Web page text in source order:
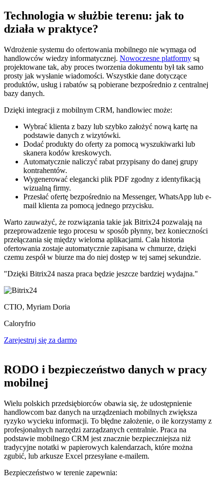
Technologia w służbie terenu: jak to
działa w praktyce?
Wdrożenie systemu do ofertowania mobilnego nie wymaga od
handlowców wiedzy informatycznej. Nowoczesne platformy są
projektowane tak, aby proces tworzenia dokumentu był tak samo
prosty jak wysłanie wiadomości. Wszystkie dane dotyczące
produktów, usług i rabatów są pobierane bezpośrednio z centralnej
bazy danych.
Dzięki integracji z mobilnym CRM, handlowiec może:
Wybrać klienta z bazy lub szybko założyć nową kartę na
podstawie danych z wizytówki.
Dodać produkty do oferty za pomocą wyszukiwarki lub
skanera kodów kreskowych.
Automatycznie naliczyć rabat przypisany do danej grupy
kontrahentów.
Wygenerować elegancki plik PDF zgodny z identyfikacją
wizualną firmy.
Przesłać ofertę bezpośrednio na Messenger, WhatsApp lub e-
mail klienta za pomocą jednego przycisku.
Warto zauważyć, że rozwiązania takie jak Bitrix24 pozwalają na
przeprowadzenie tego procesu w sposób płynny, bez konieczności
przełączania się między wieloma aplikacjami. Cała historia
ofertowania zostaje automatycznie zapisana w chmurze, dzięki
czemu zespół w biurze ma do niej dostęp w tej samej sekundzie.
"Dzięki Bitrix24 nasza praca będzie jeszcze bardziej wydajna."
CTIO, Myriam Doria
Caloryfrio
Zarejestruj się za darmo
RODO i bezpieczeństwo danych w pracy
mobilnej
Wielu polskich przedsiębiorców obawia się, że udostępnienie
handlowcom baz danych na urządzeniach mobilnych zwiększa
ryzyko wycieku informacji. To błędne założenie, o ile korzystamy z
profesjonalnych narzędzi zarządzanych centralnie. Praca na
podstawie mobilnego CRM jest znacznie bezpieczniejsza niż
tradycyjne notatki w papierowych kalendarzach, które można
zgubić, lub arkusze Excel przesyłane e-mailem.
Bezpieczeństwo w terenie zapewnia: